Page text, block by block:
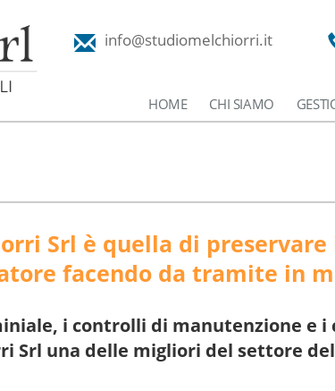
info@studiomelchiorri.it
HOME CHI SIAMO
Srl è quella di
facendo da tramite in
i controlli di manutenzione e
Srl una delle migliori del settore